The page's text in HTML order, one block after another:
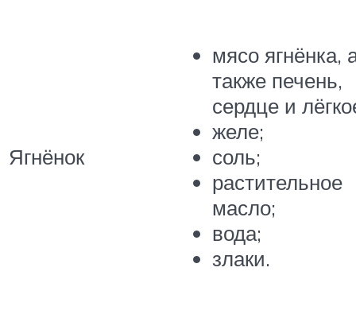
Ягнёнок
мясо ягнёнка,
также печень,
сердце и
желе;
соль;
растительное
масло;
вода;
злаки.